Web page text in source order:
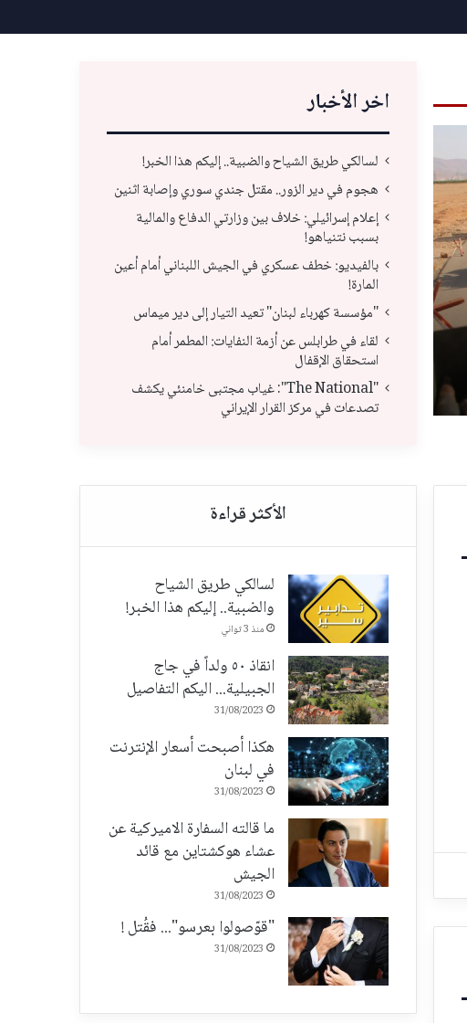
"مؤسسة كهرباء لبنان" تعيد التيار إلى دير ميماس
اخر الأخبار
لسالكي طريق الشياح والضبية.. إليكم هذا الخبر!
هجوم في دير الزور.. مقتل جندي سوري وإصابة اثنين
إعلام إسرائيلي: خلاف بين وزارتي الدفاع والمالية
بسبب نتنياهو!
بالفيديو: خطف عسكري في الجيش اللبناني أمام أعين
المارة!
"مؤسسة كهرباء لبنان" تعيد التيار إلى دير ميماس
لقاء في طرابلس عن أزمة النفايات: المطمر أمام
استحقاق الإقفال
"The National": غياب مجتبى خامنئي يكشف
تصدعات في مركز القرار الإيراني
لسالكي طريق الشياح
والضبية.. إليكم هذا الخبر!
منذ 3 ثواني
انقاذ ٥٠ ولداً في جاج
الجبيلية... اليكم التفاصيل
31/08/2023
هكذا أصبحت أسعار الإنترنت
في لبنان
31/08/2023
ما قالته السفارة الاميركية عن
عشاء هوكشتاين مع قائد
الجيش
31/08/2023
"قوّصولوا بعرسو"... فقُتل !
31/08/2023